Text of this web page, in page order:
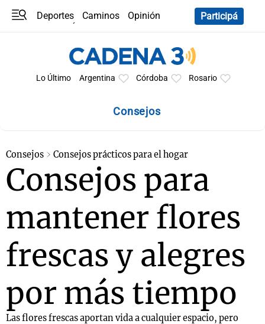
Deportes Caminos
Opinión
Participá
Lo Último Argentina Córdoba Rosario
Consejos
Consejos Consejos prácticos para el hogar
Consejos para
mantener flores
frescas y alegres
por más tiempo
Las flores frescas aportan vida a cualquier espacio, pero